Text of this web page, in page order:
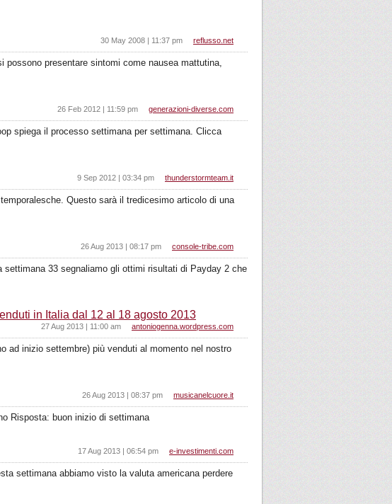
reflusso.net
30 May 2008 | 11:37 pm
presentare sintomi come nausea mattutina,
generazioni-diverse.com
26 Feb 2012 | 11:59 pm
spiega il processo settimana per settimana. Clicca
thunderstormteam.it
9 Sep 2012 | 03:34 pm
Questo sarà il tredicesimo articolo di una
console-tribe.com
26 Aug 2013 | 08:17 pm
33 segnaliamo gli ottimi risultati di Payday 2 che
in Italia dal 12 al 18 agosto 2013
antoniogenna.wordpress.com
27 Aug 2013 | 11:00 am
ad inizio settembre) più venduti al momento nel nostro
musicanelcuore.it
26 Aug 2013 | 08:37 pm
Risposta: buon inizio di settimana
e-investimenti.com
17 Aug 2013 | 06:54 pm
settimana abbiamo visto la valuta americana perdere